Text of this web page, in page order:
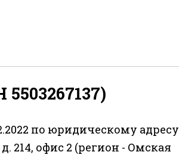
по юридическому адресу
214, офис 2 (регион - Омская